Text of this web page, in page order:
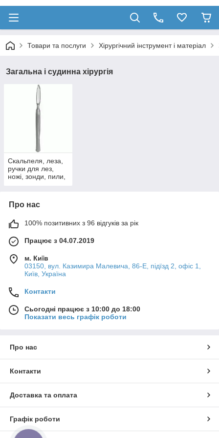
Товари та послуги Хірургічний інструмент і матеріал
Загальна і судинна хірургія
Скальпеля, леза,
ручки для лез,
ножі, зонди, пили,
Про нас
100% позитивних з 96 відгуків за рік
Працює з 04.07.2019
м. Київ
03150, вул. Казимира Малевича, 86-Е, підїзд 2, офіс 1,
Київ, Україна
Контакти
Сьогодні працює з 10:00 до 18:00
Показати весь графік роботи
Про нас
Контакти
Доставка та оплата
Графік роботи